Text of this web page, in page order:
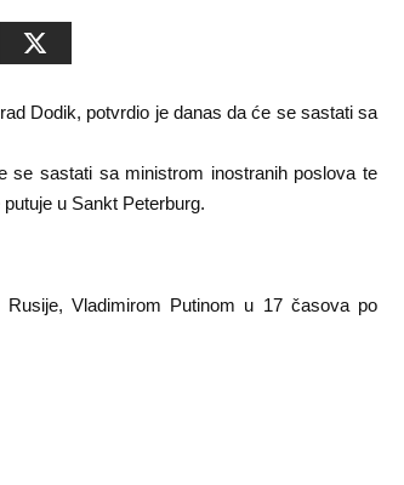
Dodik, potvrdio je danas da će se sastati sa
se sastati sa ministrom inostranih poslova te
u Sankt Peterburg.
Vladimirom Putinom u 17 časova po